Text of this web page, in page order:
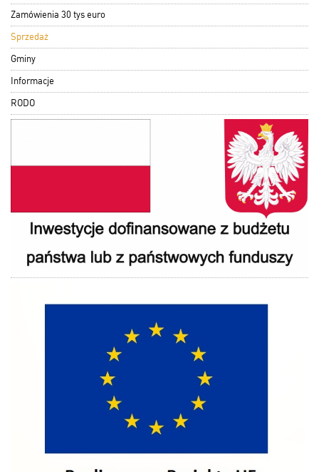
Zamówienia 30 tys euro
Sprzedaż
Gminy
Informacje
RODO